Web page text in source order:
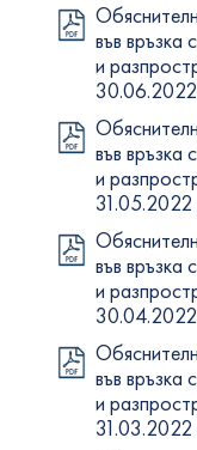
във връзка
и
30.06.2022
във връзка
и
31.05.2022
във връзка
и
30.04.2022
във връзка
и
31.03.2022